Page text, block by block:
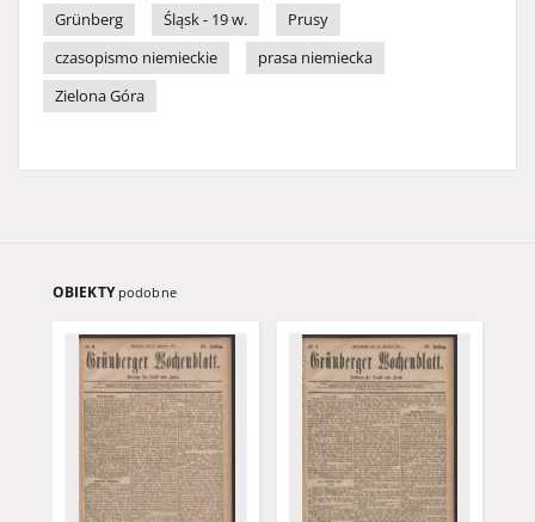
Grünberg
Śląsk - 19 w.
Prusy
czasopismo niemieckie
prasa niemiecka
Zielona Góra
OBIEKTY podobne